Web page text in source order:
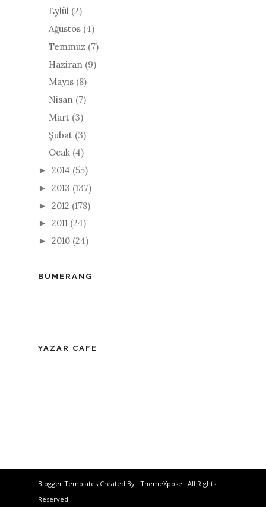
Eylül (2)
Ağustos (4)
Temmuz (7)
Haziran (9)
Mayıs (8)
Nisan (7)
Mart (3)
Şubat (3)
Ocak (4)
► 2014 (55)
► 2013 (137)
► 2012 (178)
► 2011 (24)
► 2010 (24)
BUMERANG
YAZAR CAFE
Blogger Templates Created By : ThemeXpose
. All Rights
Reserved.